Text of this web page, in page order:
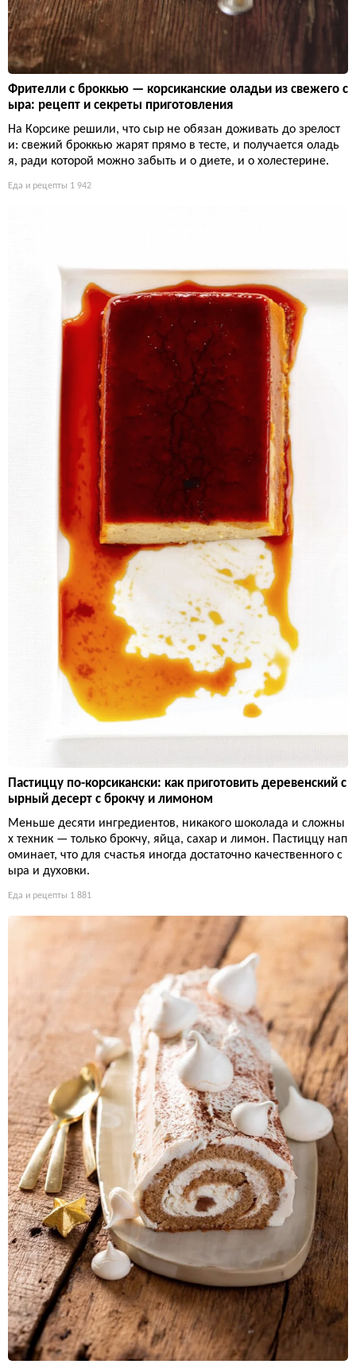
Фрителли с броккью — корсиканские оладьи из свежего с
ыра: рецепт и секреты приготовления
На Корсике решили, что сыр не обязан доживать до зрелост
и: свежий броккью жарят прямо в тесте, и получается оладь
я, ради которой можно забыть и о диете, и о холестерине.
Еда и рецепты 1 942
Пастиццу по-корсикански: как приготовить деревенский с
ырный десерт с брокчу и лимоном
Меньше десяти ингредиентов, никакого шоколада и сложны
х техник — только брокчу, яйца, сахар и лимон. Пастиццу нап
оминает, что для счастья иногда достаточно качественного с
ыра и духовки.
Еда и рецепты 1 881